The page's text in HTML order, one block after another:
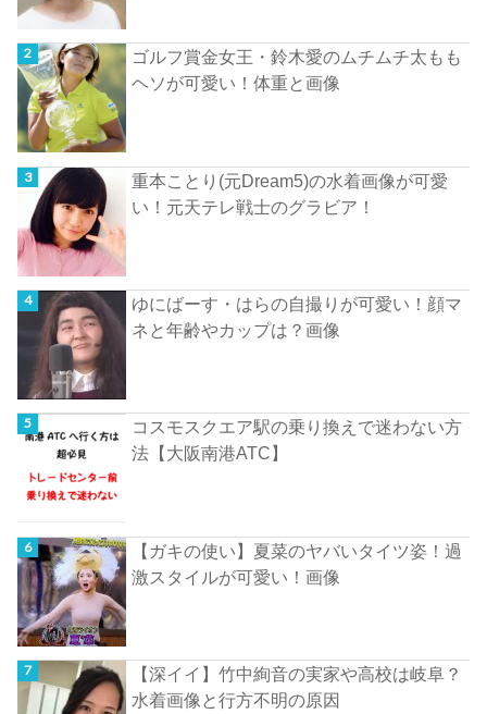
ゴルフ賞金女王・鈴木愛のムチムチ太もも
ヘソが可愛い！体重と画像
重本ことり(元Dream5)の水着画像が可愛
い！元天テレ戦士のグラビア！
ゆにばーす・はらの自撮りが可愛い！顔マ
ネと年齢やカップは？画像
コスモスクエア駅の乗り換えで迷わない方
法【大阪南港ATC】
【ガキの使い】夏菜のヤバいタイツ姿！過
激スタイルが可愛い！画像
【深イイ】竹中絢音の実家や高校は岐阜？
水着画像と行方不明の原因